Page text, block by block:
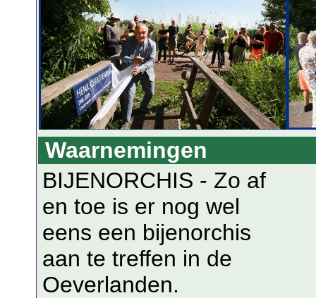
Waarnemingen
BIJENORCHIS - Zo af
en toe is er nog wel
eens een bijenorchis
aan te treffen in de
Oeverlanden.